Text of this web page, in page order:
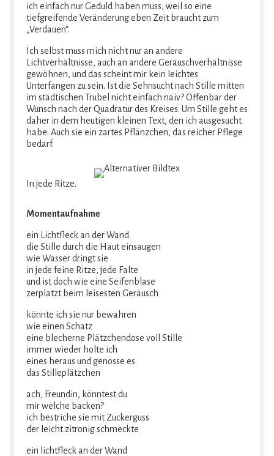
ich einfach nur Geduld haben muss, weil so eine
tiefgreifende Veränderung eben Zeit braucht zum
„Verdauen“.
Ich selbst muss mich nicht nur an andere
Lichtverhältnisse, auch an andere Geräuschverhältnisse
gewöhnen, und das scheint mir kein leichtes
Unterfangen zu sein. Ist die Sehnsucht nach Stille mitten
im städtischen Trubel nicht einfach naiv? Offenbar der
Wunsch nach der Quadratur des Kreises. Um Stille geht es
daher in dem heutigen kleinen Text, den ich ausgesucht
habe. Auch sie ein zartes Pflänzchen, das reicher Pflege
bedarf.
In jede Ritze.
Momentaufnahme
ein Lichtfleck an der Wand
die Stille durch die Haut einsaugen
wie Wasser dringt sie
in jede feine Ritze, jede Falte
und ist doch wie eine Seifenblase
zerplatzt beim leisesten Geräusch
könnte ich sie nur bewahren
wie einen Schatz
eine blecherne Plätzchendose voll Stille
immer wieder holte ich
eines heraus und genösse es
das Stilleplätzchen
ach, Freundin, könntest du
mir welche backen?
ich bestriche sie mit Zuckerguss
der leicht zitronig schmeckte
ein lichtfleck an der Wand